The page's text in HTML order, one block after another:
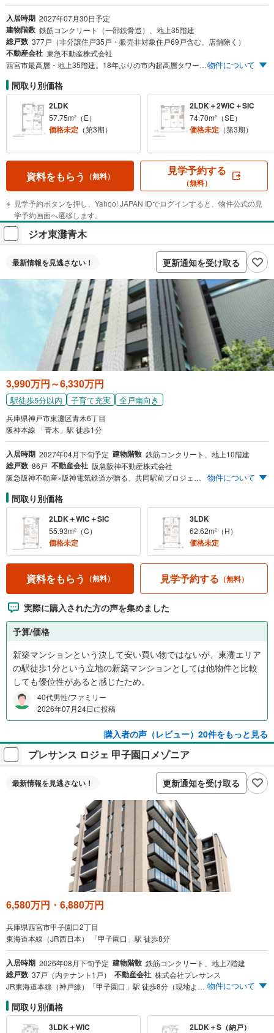
入居時期 2027年07月30日予定
建物階数 鉄筋コンクリート（一部鉄骨造）、地上35階建
総戸数 377戸（非分譲住戸35戸・販売非対象住戸69戸含む、店舗除く）
不動産会社 東急不動産株式会社
西宮市最高層・地上35階建。18年ぶりの市内超高層タワーレジデンス。JR「西宮」駅 徒歩2分に堂々誕生。 ※1.ブランズタワー西宮（階高35階）は、西宮市に建設された新築分譲マンションにおいて「最高層」です。（2024年7月MRC調べ） ※2.掲載の徒歩分数は現地から計測（竣工時に新設される敷地東側の歩行者用通路を利用）したものです。物件について
間取り別価格
2LDK
57.75m²（E）
価格未定 （第3期）
2LDK＋2WIC＋SIC
74.70m²（SE）
価格未定 （第3期）
資料をもらう （無料） 見学予約する
（無料）
見学予約ボタンを押し、Yahoo! JAPAN IDでログインすると、物件公式の見
学予約画面へ遷移します。
ジオ東灘青木
最新情報を見逃さない！ 更新通知を受け取る
3,990万円～6,330万円
駅徒歩5分以内 子育て充実 全戸南向き
兵庫県神戸市東灘区青木6丁目
阪神本線 「青木」駅 徒歩1分
入居時期 2027年04月下旬予定 建物階数 鉄筋コンクリート、地上10階建
総戸数 86戸 不動産会社 阪急阪神不動産株式会社
阪急阪神不動産×阪神電気鉄道が贈る、共同駅前プロジェクト。阪神本線「青木」駅徒歩1分に誕生する総86邸のレジデンス。3LDK/4,890万円～。―先着順申込受付中―
物件について
間取り別価格
2LDK＋WIC＋SIC
55.93m²（C）
価格未定
3LDK
62.62m²（H）
価格未定
資料をもらう （無料） 見学予約する （無料）
実際に購入された方の声を集めました
予算/価格
新築マンションという決して安い買い物ではないが、東灘エリア
の駅徒歩1分という立地の新築マンションとしては他物件と比較
しても優位性があると感じたため。
40代男性/ファミリー
2026年07月24日に投稿
購入者の声（レビュー）20件をもっと見る
プレサンス ロジェ 甲子園口メゾニア
最新情報を見逃さない！ 更新通知を受け取る
6,580万円・6,880万円
兵庫県西宮市甲子園口2丁目
東海道本線（JR西日本） 「甲子園口」駅 徒歩8分
入居時期 2026年08月下旬予定 建物階数 鉄筋コンクリート、地上7階建
総戸数 37戸（内テナント1戸） 不動産会社 株式会社プレサンス
JR東海道本線（神戸線）「甲子園口」駅 徒歩8分（現地より約580m） 西宮・甲子園口に綴られた、邸宅の本流がここに。 3LDK【南西向き角住戸】｜販売価格64m²超 6,200万円台～※100万円単位 物件について
間取り別価格
3LDK＋WIC 2LDK＋S（納戸）